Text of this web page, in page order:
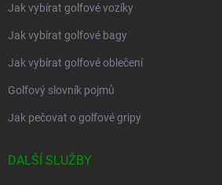
Jak vybírat golfové vozíky
Jak vybírat golfové bagy
Jak vybírat golfové oblečení
Golfový slovník pojmů
Jak pečovat o golfové gripy
DALŠÍ SLUŽBY